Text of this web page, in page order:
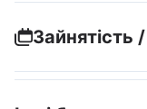
Зайнятість